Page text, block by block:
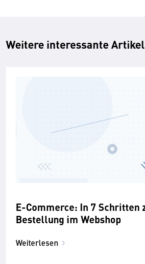
Weitere interessante Artikel
E-Commerce: In 7 Schritten zur
Bestellung im Webshop
Weiterlesen